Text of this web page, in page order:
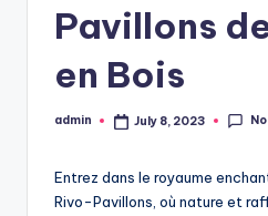
Pavillons
en Bois
Posted
admin July 8, 2023
Entrez dans le royaume
Rivo-Pavillons, où nature et